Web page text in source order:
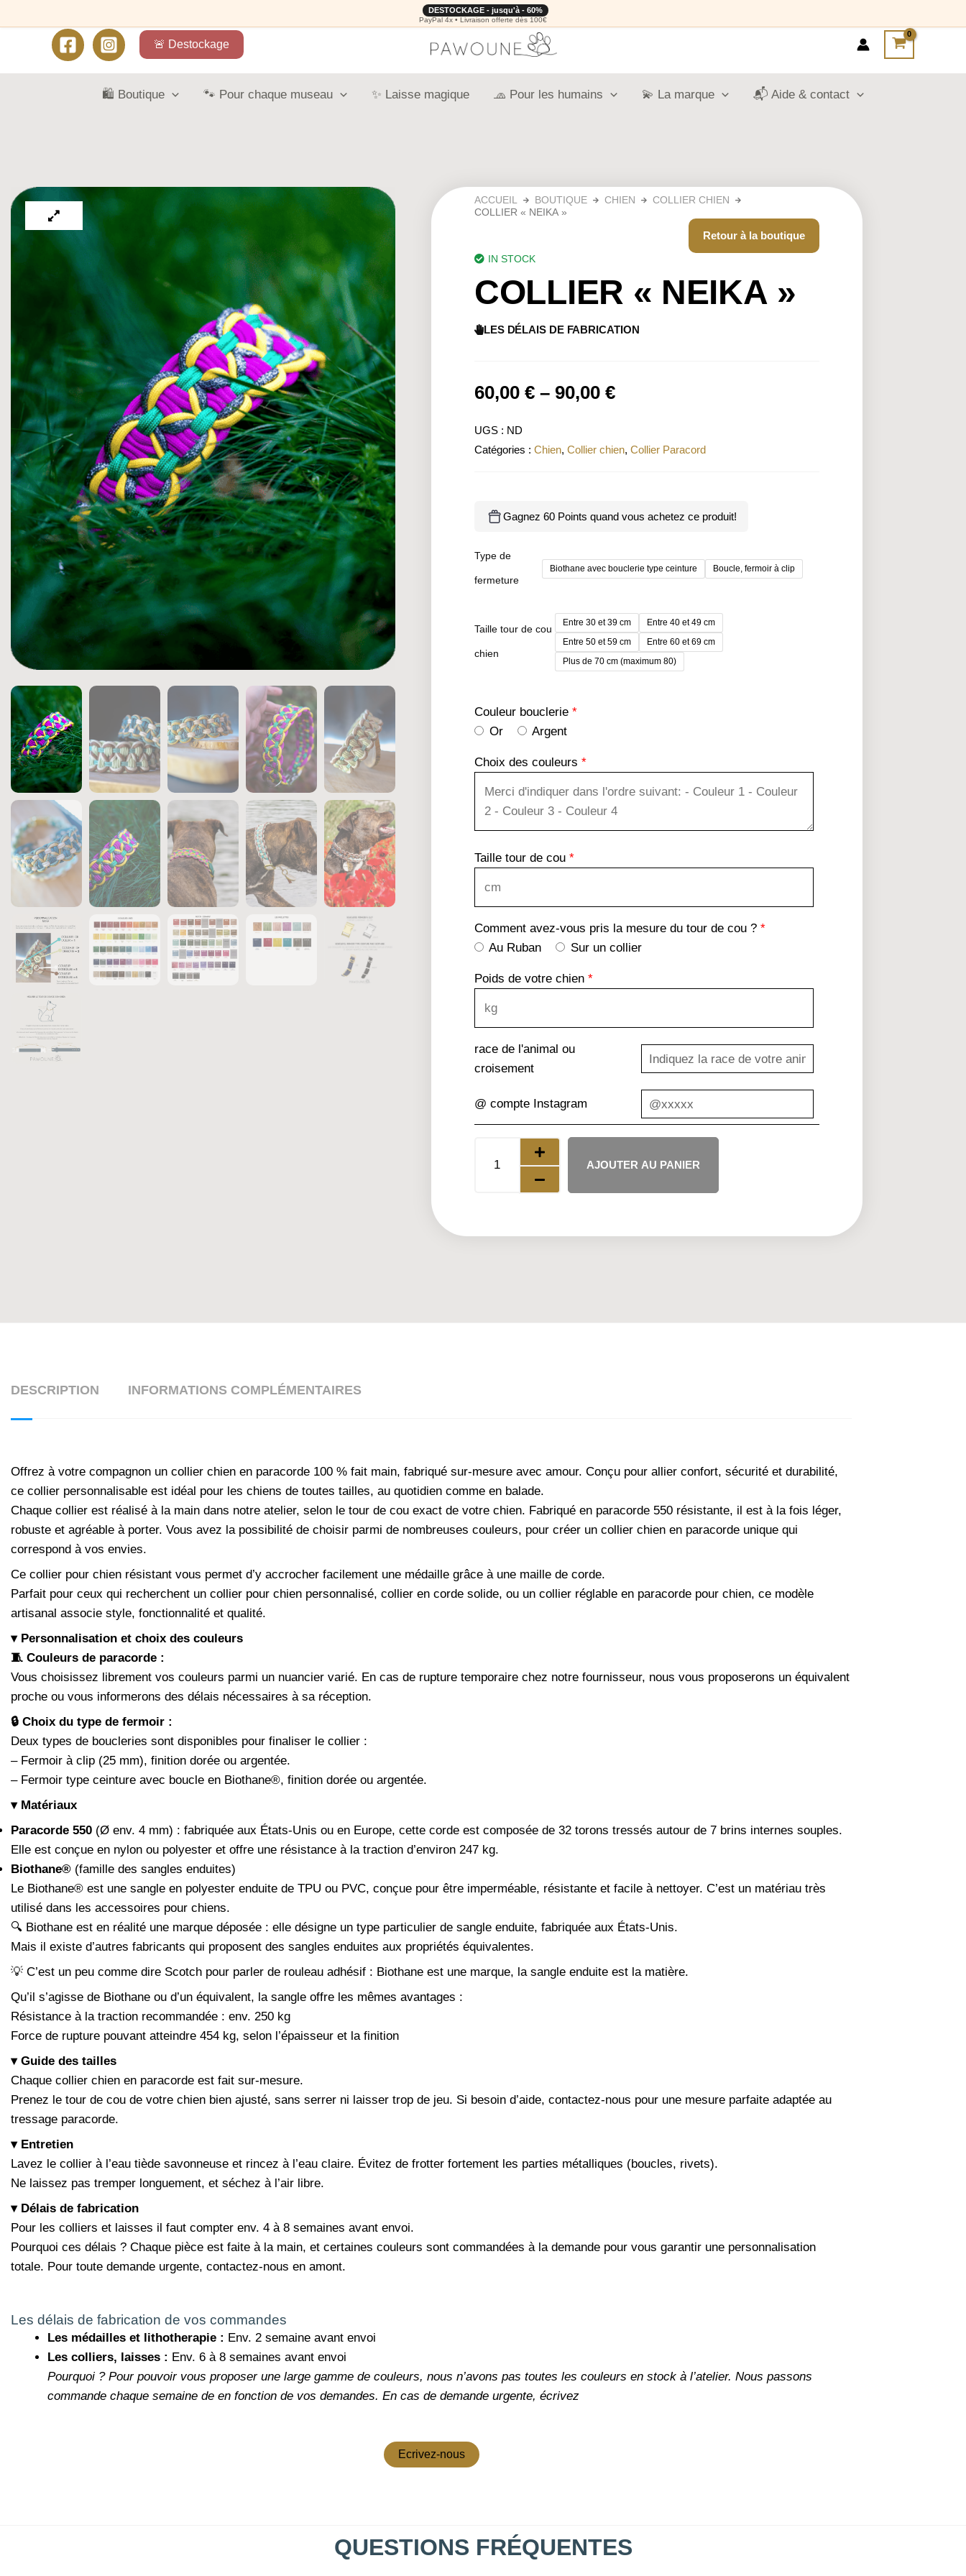
🚨 Destockage
DESTOCKAGE - jusqu'à - 60%
PayPal 4x • Livraison offerte dès 100€
🛍️ Boutique 🐾 Pour chaque museau ✨ Laisse magique 🧢 Pour les humains 💫 La marque 📬 Aide & contact
ACCUEIL BOUTIQUE CHIEN
COLLIER CHIEN
COLLIER « NEIKA »
Retour à la boutique
IN STOCK
COLLIER « NEIKA »
LES DÉLAIS DE FABRICATION
60,00 € – 90,00 €
UGS : ND
Catégories : Chien, Collier chien, Collier Paracord
Gagnez 60 Points quand vous achetez ce produit!
Type de
fermeture
Biothane avec bouclerie type ceinture Boucle, fermoir à clip
Taille tour de cou
chien
Entre 30 et 39 cm
Entre 40 et 49 cm
Entre 50 et 59 cm
Entre 60 et 69 cm
Plus de 70 cm (maximum 80)
Couleur bouclerie *
Or
Argent
Choix des couleurs *
Taille tour de cou *
Comment avez-vous pris la mesure du tour de cou ? *
Au Ruban
Sur un collier
Poids de votre chien *
race de l'animal ou
croisement
@ compte Instagram
AJOUTER AU PANIER
DESCRIPTION INFORMATIONS COMPLÉMENTAIRES
Offrez à votre compagnon un collier chien en paracorde 100 % fait main, fabriqué sur-mesure avec amour. Conçu pour allier confort, sécurité et durabilité,
ce collier personnalisable est idéal pour les chiens de toutes tailles, au quotidien comme en balade.
Chaque collier est réalisé à la main dans notre atelier, selon le tour de cou exact de votre chien. Fabriqué en paracorde 550 résistante, il est à la fois léger,
robuste et agréable à porter. Vous avez la possibilité de choisir parmi de nombreuses couleurs, pour créer un collier chien en paracorde unique qui
correspond à vos envies.
Ce collier pour chien résistant vous permet d’y accrocher facilement une médaille grâce à une maille de corde.
Parfait pour ceux qui recherchent un collier pour chien personnalisé, collier en corde solide, ou un collier réglable en paracorde pour chien, ce modèle
artisanal associe style, fonctionnalité et qualité.
▾ Personnalisation et choix des couleurs
🧵 Couleurs de paracorde :
Vous choisissez librement vos couleurs parmi un nuancier varié. En cas de rupture temporaire chez notre fournisseur, nous vous proposerons un équivalent
proche ou vous informerons des délais nécessaires à sa réception.
🔒 Choix du type de fermoir :
Deux types de boucleries sont disponibles pour finaliser le collier :
– Fermoir à clip (25 mm), finition dorée ou argentée.
– Fermoir type ceinture avec boucle en Biothane®, finition dorée ou argentée.
▾ Matériaux
Paracorde 550 (Ø env. 4 mm) : fabriquée aux États-Unis ou en Europe, cette corde est composée de 32 torons tressés autour de 7 brins internes souples.
Elle est conçue en nylon ou polyester et offre une résistance à la traction d’environ 247 kg.
Biothane® (famille des sangles enduites)
Le Biothane® est une sangle en polyester enduite de TPU ou PVC, conçue pour être imperméable, résistante et facile à nettoyer. C’est un matériau très
utilisé dans les accessoires pour chiens.
🔍 Biothane est en réalité une marque déposée : elle désigne un type particulier de sangle enduite, fabriquée aux États-Unis.
Mais il existe d’autres fabricants qui proposent des sangles enduites aux propriétés équivalentes.
💡 C’est un peu comme dire Scotch pour parler de rouleau adhésif : Biothane est une marque, la sangle enduite est la matière.
Qu’il s’agisse de Biothane ou d’un équivalent, la sangle offre les mêmes avantages :
Résistance à la traction recommandée : env. 250 kg
Force de rupture pouvant atteindre 454 kg, selon l’épaisseur et la finition
▾ Guide des tailles
Chaque collier chien en paracorde est fait sur-mesure.
Prenez le tour de cou de votre chien bien ajusté, sans serrer ni laisser trop de jeu. Si besoin d’aide, contactez-nous pour une mesure parfaite adaptée au
tressage paracorde.
▾ Entretien
Lavez le collier à l’eau tiède savonneuse et rincez à l’eau claire. Évitez de frotter fortement les parties métalliques (boucles, rivets).
Ne laissez pas tremper longuement, et séchez à l’air libre.
▾ Délais de fabrication
Pour les colliers et laisses il faut compter env. 4 à 8 semaines avant envoi.
Pourquoi ces délais ? Chaque pièce est faite à la main, et certaines couleurs sont commandées à la demande pour vous garantir une personnalisation
totale. Pour toute demande urgente, contactez-nous en amont.
Les délais de fabrication de vos commandes
Les médailles et lithotherapie : Env. 2 semaine avant envoi
Les colliers, laisses : Env. 6 à 8 semaines avant envoi
Pourquoi ? Pour pouvoir vous proposer une large gamme de couleurs, nous n’avons pas toutes les couleurs en stock à l’atelier. Nous passons
commande chaque semaine de en fonction de vos demandes. En cas de demande urgente, écrivez
Ecrivez-nous
QUESTIONS FRÉQUENTES